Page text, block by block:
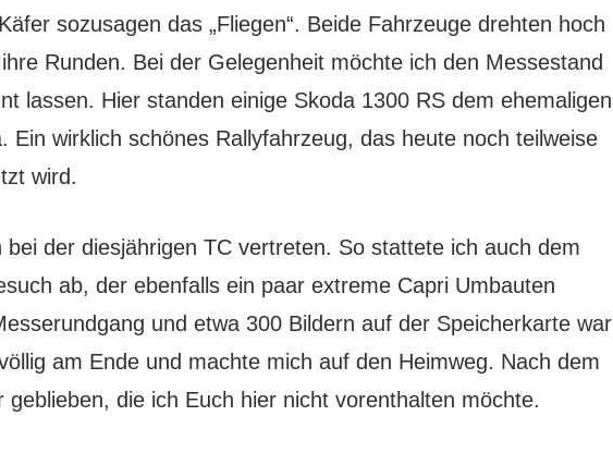
sozusagen das „Fliegen“. Beide Fahrzeuge drehten hoch
Runden. Bei der Gelegenheit möchte ich den Messestand
lassen. Hier standen einige Skoda 1300 RS dem ehemaligen
Ein wirklich schönes Rallyfahrzeug, das heute noch teilweise
wird.
der diesjährigen TC vertreten. So stattete ich auch dem
ab, der ebenfalls ein paar extreme Capri Umbauten
und etwa 300 Bildern auf der Speicherkarte war
am Ende und machte mich auf den Heimweg. Nach dem
die ich Euch hier nicht vorenthalten möchte.